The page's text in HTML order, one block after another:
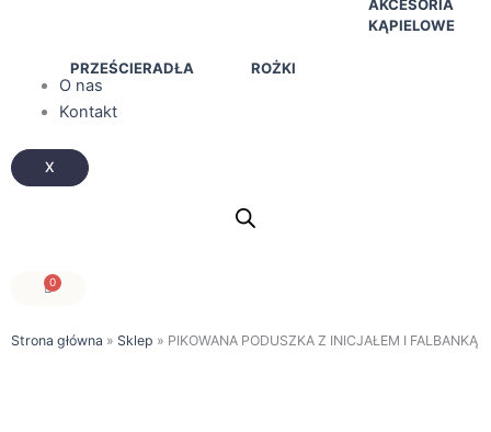
PRZEŚCIERADŁA ROŻKI
AKCESORIA
KĄPIELOWE
O nas
Kontakt
X
0
Wózek
Strona główna » Sklep » PIKOWANA PODUSZKA Z INICJAŁEM I FALBANKĄ